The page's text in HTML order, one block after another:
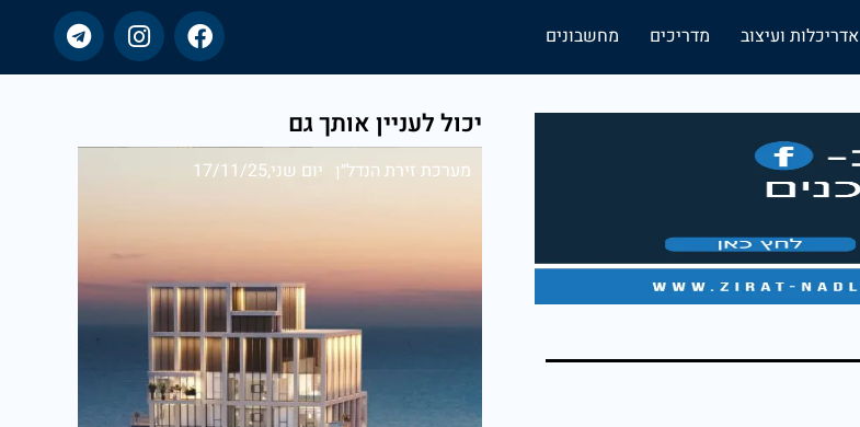
אדריכלות ועיצוב מדריכים מחשבונים
יכול לעניין אותך גם
מערכת זירת הנדל״ן יום שני,17/11/25